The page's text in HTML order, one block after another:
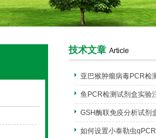
技术文章 Article
亚巴猴肿瘤病毒PCR检
鱼PCR检测试剂盒实验
GSH酶联免疫分析试剂
如何设置小泰勒虫